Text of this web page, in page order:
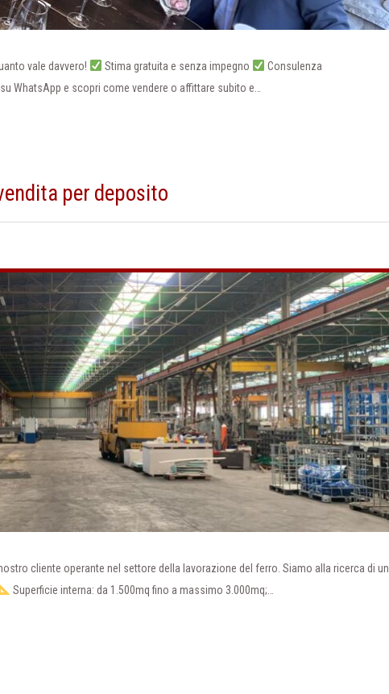
vale davvero! Stima gratuita e senza impegno
Consulenza
WhatsApp e scopri come vendere o affittare subito e…
per deposito
cliente operante nel settore della lavorazione del ferro. Siamo alla ricerca di un
Superficie interna: da 1.500mq fino a massimo 3.000mq;…